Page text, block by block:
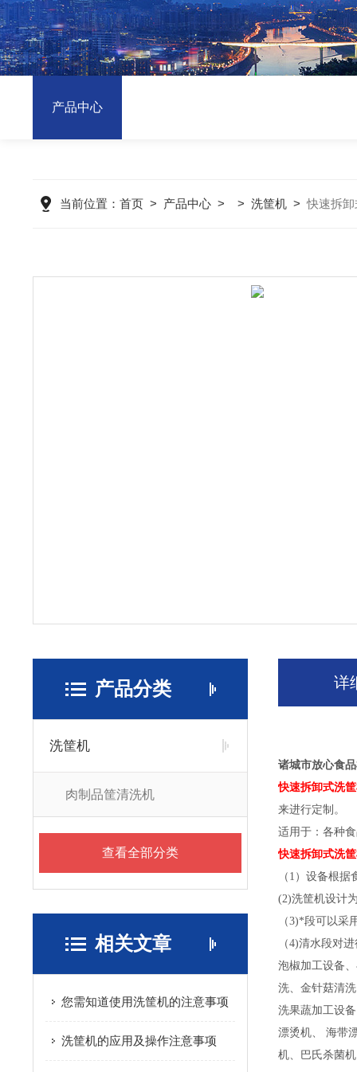
产品中心
当前位置： 首页> 产品中心> > 洗筐机>快速拆
产品分类
洗筐机
肉制品筐清洗机
查看全部分类
相关文章
您需知道使用洗筐机的注意事项
洗筐机的应用及操作注意事项
详
诸城市放心食
快速拆卸式洗
来进行定制。
适用于：各种
快速拆卸式洗
（1）设备根
(2)洗筐机设计
（3)*段可以采
（4)清水段对
泡椒加工设备
洗、金针菇清
洗果蔬加工设
漂烫机、 海带
机、巴氏杀菌